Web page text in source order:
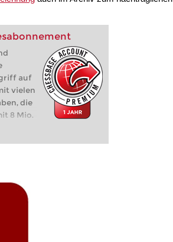
auf
vielen
die
8 Mio.